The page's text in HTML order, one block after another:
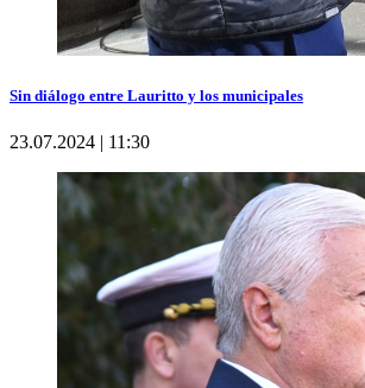
Sin diálogo entre Lauritto y los municipales
23.07.2024 | 11:30